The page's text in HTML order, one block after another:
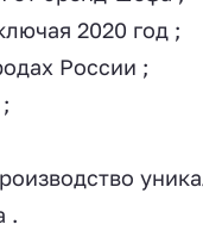
2020 год ;
России ;
.